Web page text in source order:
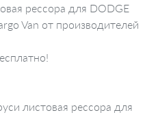
рессора для DODGE
Van от производителей
листовая рессора для